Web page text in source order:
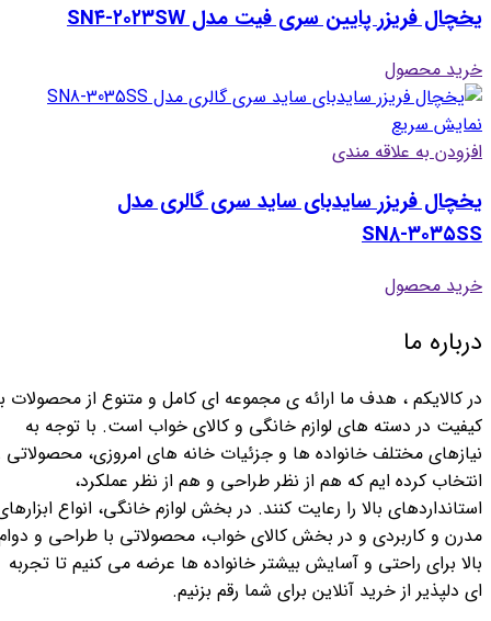
یخچال فریزر پایین سری فیت مدل SN۴-۲۰۲۳SW
خرید محصول
نمایش سریع
افزودن به علاقه مندی
یخچال فریزر سایدبای ساید سری گالری مدل
SN۸-۳۰۳۵SS
خرید محصول
درباره ما
در کالایکم ، هدف ما ارائه ی مجموعه ای کامل و متنوع از محصولات
کیفیت در دسته های لوازم خانگی و کالای خواب است. با توجه به
نیازهای مختلف خانواده ها و جزئیات خانه های امروزی، محصولاتی
انتخاب کرده ایم که هم از نظر طراحی و هم از نظر عملکرد،
استانداردهای بالا را رعایت کنند. در بخش لوازم خانگی، انواع
مدرن و کاربردی و در بخش کالای خواب، محصولاتی با طراحی و
بالا برای راحتی و آسایش بیشتر خانواده ها عرضه می کنیم تا تجربه
ای دلپذیر از خرید آنلاین برای شما رقم بزنیم.